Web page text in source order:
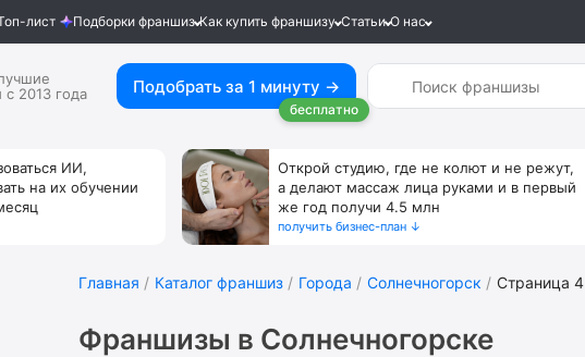
лист Подборки франшиз Как купить франшизу Статьи О нас
2013 года
Подобрать за 1 минуту →
бесплатно
ИИ,
на их обучении
Открой студию, где не колют и не режут,
а делают массаж лица руками и в первый
же год получи 4.5 млн
получить бизнес-план ↓
Главная Каталог франшиз Города Солнечногорск Страница 4
Франшизы в Солнечногорске